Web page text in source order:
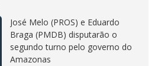
José Melo (PROS) e Eduardo
Braga (PMDB) disputarão o
segundo turno pelo governo do
Amazonas